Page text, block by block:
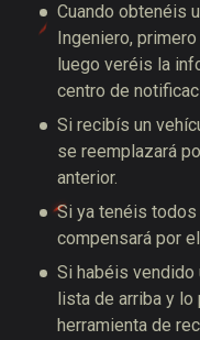
Cuando obtenéis
Ingeniero,
luego veréis la
centro de
Si recibís un
se reemplazará
anterior.
Si ya tenéis
compensará por
Si habéis
lista de arriba y
herramienta de